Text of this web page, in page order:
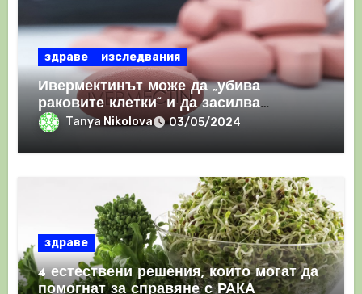
здраве изследвания
Ивермектинът може да „убива
раковите клетки“ и да засилва
имунния отговор
Tanya Nikolova 03/05/2024
здраве
4 естествени решения, които могат да
помогнат за справяне с РАКА